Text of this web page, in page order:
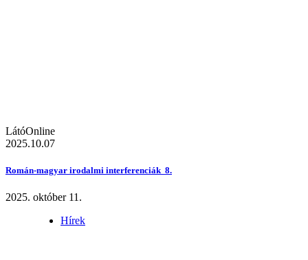
LátóOnline
2025.10.07
Román-magyar irodalmi interferenciák 8.
2025. október 11.
Hírek